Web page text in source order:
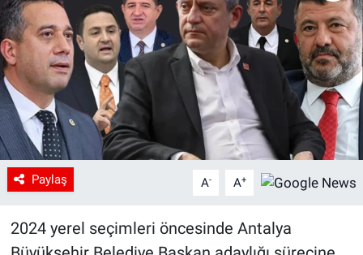
Paylaş A- A+
2024 yerel seçimleri öncesinde Antalya